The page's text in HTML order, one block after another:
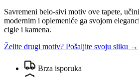
Savremeni belo-sivi motiv ove tapete,
modernim i oplemeniće ga svojom
cigle i kamena.
Želite drugi motiv? Pošaljite svoju sliku →
Brza isporuka